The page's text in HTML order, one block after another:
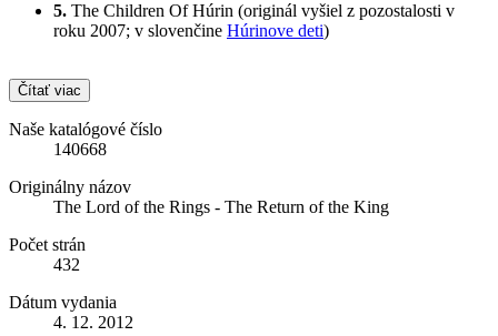
5. The Children Of Húrin (originál vyšiel z pozostalosti v
roku 2007; v slovenčine Húrinove deti)
Čítať viac
Naše katalógové číslo
140668
Originálny názov
The Lord of the Rings - The Return of the King
Počet strán
432
Dátum vydania
4. 12. 2012